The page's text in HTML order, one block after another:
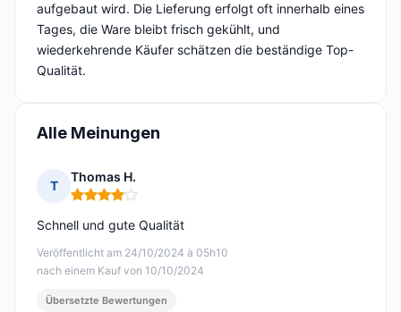
aufgebaut wird. Die Lieferung erfolgt oft innerhalb eines
Tages, die Ware bleibt frisch gekühlt, und
wiederkehrende Käufer schätzen die beständige Top-
Qualität.
Alle Meinungen
T
Thomas H.
Hinweis: 4 von 5
Veröffentlicht am 24/10/2024 à 05h10
nach einem Kauf von 10/10/2024
Schnell und gute Qualität
Übersetzte Bewertungen